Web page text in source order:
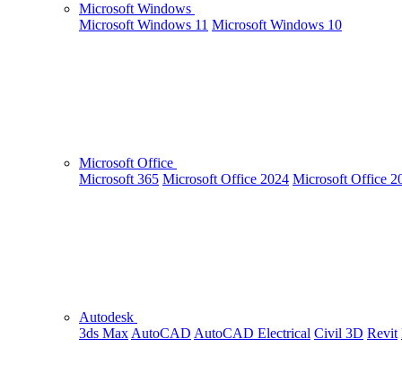
Microsoft Windows
Microsoft Windows 11 Microsoft Windows 10
Microsoft Office
Microsoft 365 Microsoft Office 2024 Microsoft Office
Autodesk
3ds Max AutoCAD AutoCAD Electrical Civil 3D Revit